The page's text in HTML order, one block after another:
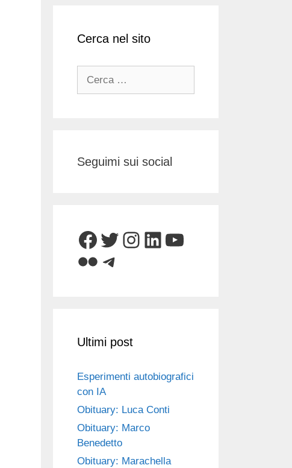
Cerca nel sito
Seguimi sui social
Facebook
Twitter
Instagram
LinkedIn
YouTube
FlickrTelegram
Ultimi post
Esperimenti autobiografici
con IA
Obituary: Luca Conti
Obituary: Marco
Benedetto
Obituary: Marachella